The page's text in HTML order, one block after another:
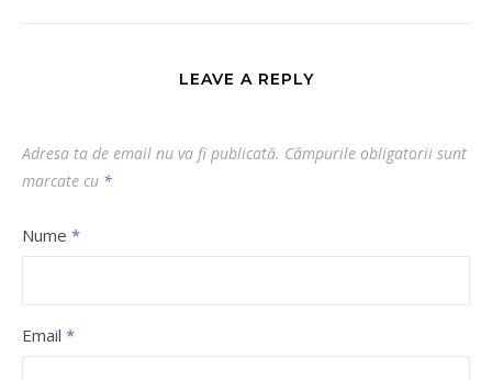
LEAVE A REPLY
Adresa ta de email nu va fi publicată. Câmpurile obligatorii sunt
marcate cu *
Nume *
Email *